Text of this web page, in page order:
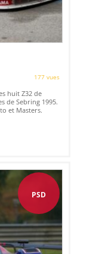
177 vues
huit Z32 de
de Sebring 1995.
et Masters.
PSD